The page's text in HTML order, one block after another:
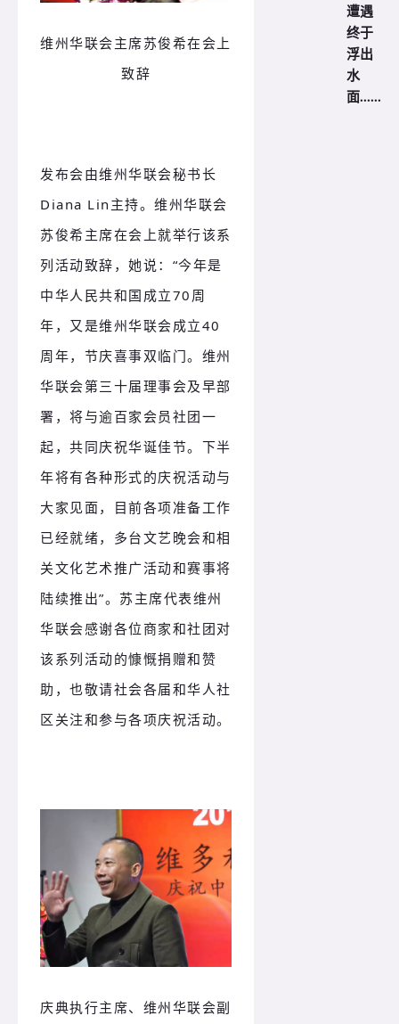
维州华联会主席苏俊希在会上
致辞
发布会由维州华联会秘书长
Diana Lin主持。 维州华联会
苏俊希主席在会上就举行该系
列活动致辞，她说： “今年是
中华人民共和国成立70周
年，又是维州华联会成立40
周年，节庆喜事双临门。 维州
华联会第三十届理事会及早部
署，将与逾百家会员社团一
起，共同庆祝华诞佳节。 下半
年将有各种形式的庆祝活动与
大家见面，目前各项准备工作
已经就绪，多台文艺晚会和相
关文化艺术推广活动和赛事将
陆续推出”。 苏主席代表维州
华联会感谢各位商家和社团对
该系列活动的慷慨捐赠和赞
助，也敬请社会各届和华人社
区关注和参与各项庆祝活动。
庆典执行主席、维州华联会副
遭遇
终于
浮出
水
面......